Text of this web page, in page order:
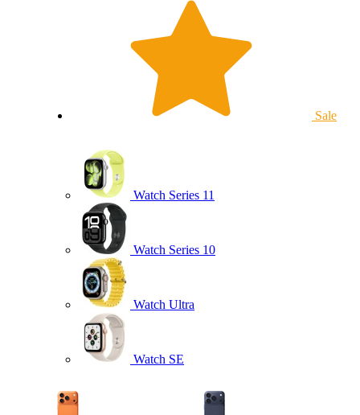
Sale
Watch Series 11
Watch Series 10
Watch Ultra
Watch SE